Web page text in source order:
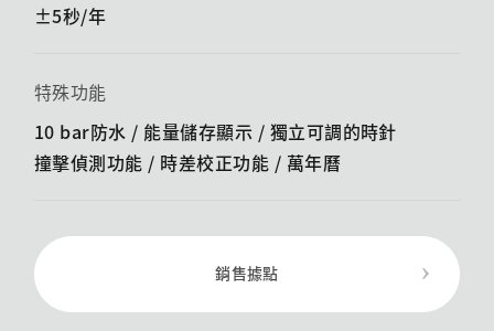
±5秒/年
特殊功能
10 bar防水 / 能量儲存顯示 / ​​獨立可調的時針
撞擊偵測功能 / ​​時差校正功能 / 萬年曆
銷售據點